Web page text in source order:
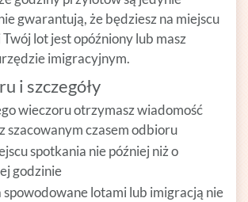
gwarantują, że będziesz na miejscu
lot jest opóźniony lub masz
imigracyjnym.
i szczegóły
wieczoru otrzymasz wiadomość
szacowanym czasem odbioru
spotkania nie później niż o
godzinie
spowodowane lotami lub imigracją nie